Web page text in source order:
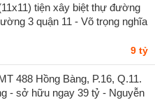
tiện xây biệt thự đường
3 quận 11 - Võ trọng nghĩa
9 tỷ
488 Hồng Bàng, P.16, Q.11.
- sở hữu ngay 39 tỷ - Nguyễn